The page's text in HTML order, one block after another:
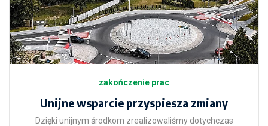
zakończenie prac
Unijne wsparcie przyspiesza zmiany
Dzięki unijnym środkom zrealizowaliśmy dotychczas